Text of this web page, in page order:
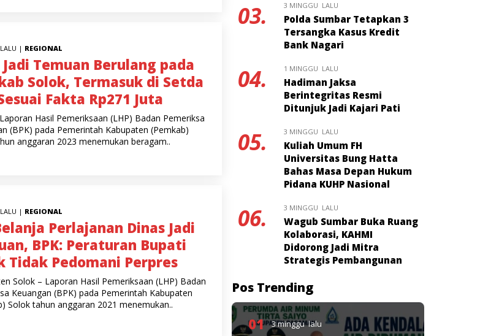
| REGIONAL
Jadi Temuan Berulang pada
Solok, Termasuk di Setda
Fakta Rp271 Juta
Hasil Pemeriksaan (LHP) Badan Pemeriksa
(BPK) pada Pemerintah Kabupaten (Pemkab)
anggaran 2023 menemukan beragam..
| REGIONAL
Perlajanan Dinas Jadi
BPK: Peraturan Bupati
Tidak Pedomani Perpres
Solok – Laporan Hasil Pemeriksaan (LHP) Badan
Keuangan (BPK) pada Pemerintah Kabupaten
Solok tahun anggaran 2021 menemukan..
03. 3 MINGGU LALU
Polda Sumbar Tetapkan 3
Tersangka Kasus Kredit
Bank Nagari
04. 1 MINGGU LALU
Hadiman Jaksa
Berintegritas Resmi
Ditunjuk Jadi Kajari Pati
05. 3 MINGGU LALU
Kuliah Umum FH
Universitas Bung Hatta
Bahas Masa Depan Hukum
Pidana KUHP Nasional
06. 3 MINGGU LALU
Wagub Sumbar Buka Ruang
Kolaborasi, KAHMI
Didorong Jadi Mitra
Strategis Pembangunan
Pos Trending
01 3 minggu lalu